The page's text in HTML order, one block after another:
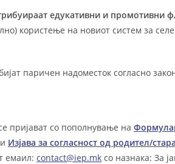
едукативни и промотивни
користење на новиот систем за
паричен надоместок согласно
пријават со пополнување на
Изјава за согласност од родител/
емаил: contact@iep.mk со назнака: За